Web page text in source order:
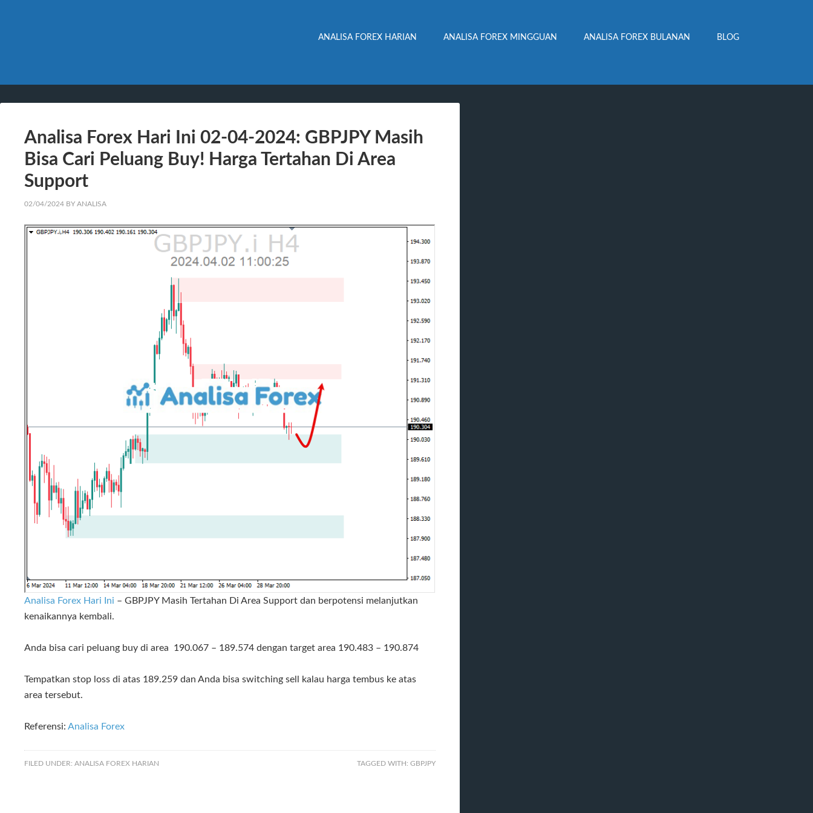
ANALISA FOREX HARIAN ANALISA FOREX MINGGUAN ANALISA FOREX BULANAN BLOG
Analisa Forex Hari Ini 02-04-2024: GBPJPY Masih
Bisa Cari Peluang Buy! Harga Tertahan Di Area
Support
02/04/2024 BY ANALISA
Analisa Forex Hari Ini – GBPJPY Masih Tertahan Di Area Support dan berpotensi melanjutkan
kenaikannya kembali.
Anda bisa cari peluang buy di area 190.067 – 189.574 dengan target area 190.483 – 190.874
Tempatkan stop loss di atas 189.259 dan Anda bisa switching sell kalau harga tembus ke atas
area tersebut.
Referensi: Analisa Forex
FILED UNDER: ANALISA FOREX HARIAN TAGGED WITH: GBPJPY